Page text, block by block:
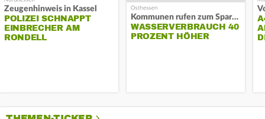
Zeugenhinweis in Kassel
POLIZEI SCHNAPPT
EINBRECHER AM
RONDELL
Kommunen rufen zum Sparen auf
WASSERVERBRAUCH 40
PROZENT HÖHER